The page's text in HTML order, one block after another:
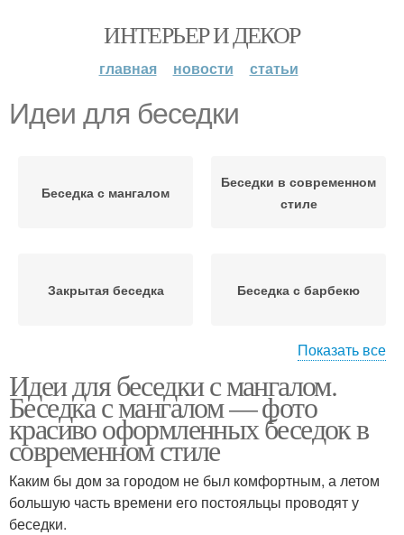
ИНТЕРЬЕР И ДЕКОР
главная новости статьи
Идеи для беседки
Беседка с мангалом
Беседки в современном
стиле
Закрытая беседка Беседка с барбекю
Деревянная беседка Дачные беседки
Беседки с мангалом Идеи для дачи
Показать все
Идеи для беседки с мангалом.
Беседка с мангалом — фото
красиво оформленных беседок в
современном стиле
Каким бы дом за городом не был комфортным, а летом
большую часть времени его постояльцы проводят у
беседки.